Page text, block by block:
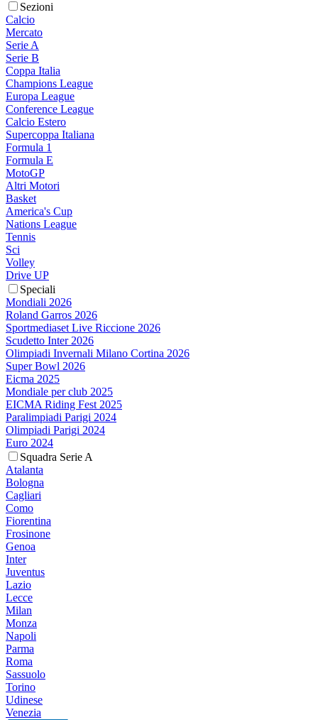
Sezioni
Calcio
Mercato
Serie A
Serie B
Coppa Italia
Champions League
Europa League
Conference League
Calcio Estero
Supercoppa Italiana
Formula 1
Formula E
MotoGP
Altri Motori
Basket
America's Cup
Nations League
Tennis
Sci
Volley
Drive UP
Speciali
Mondiali 2026
Roland Garros 2026
Sportmediaset Live Riccione 2026
Scudetto Inter 2026
Olimpiadi Invernali Milano Cortina 2026
Super Bowl 2026
Eicma 2025
Mondiale per club 2025
EICMA Riding Fest 2025
Paralimpiadi Parigi 2024
Olimpiadi Parigi 2024
Euro 2024
Squadra Serie A
Atalanta
Bologna
Cagliari
Como
Fiorentina
Frosinone
Genoa
Inter
Juventus
Lazio
Lecce
Milan
Monza
Napoli
Parma
Roma
Sassuolo
Torino
Udinese
Venezia